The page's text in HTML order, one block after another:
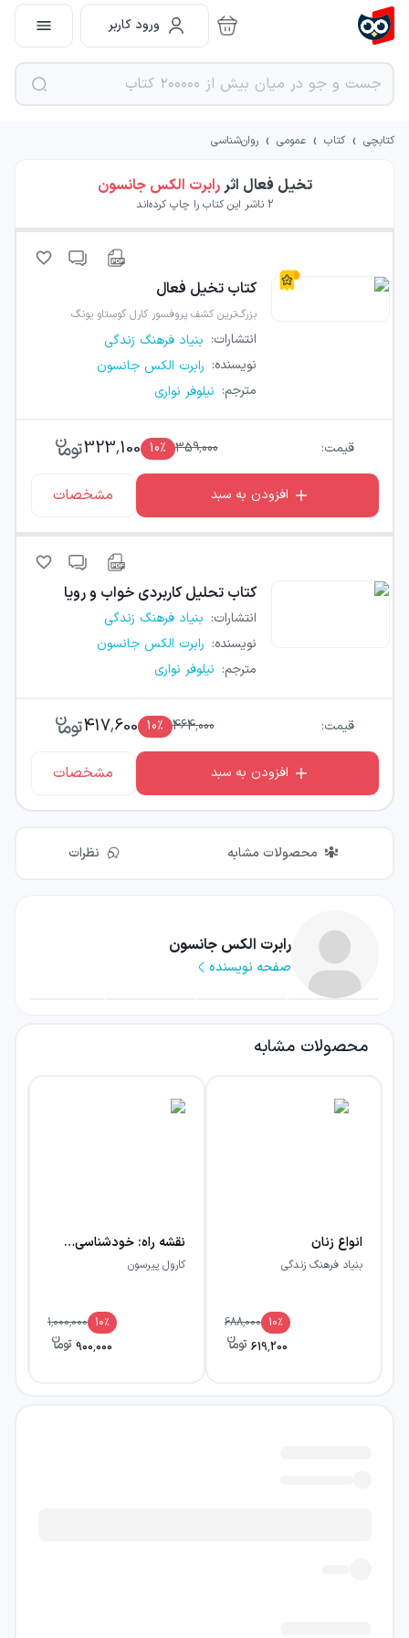
ورود کاربر
کتابچی › کتاب › عمومی › روان‌شناسی
تخیل فعال اثررابرت الکس جانسون
2 ناشر این کتاب را چاپ کرده‌اند
کتاب تخیل فعال
بزرگ‌ترین کشف پروفسور کارل گوستاو یونگ
انتشارات: بنیاد فرهنگ زندگی
نویسنده: رابرت الکس جانسون
مترجم: نیلوفر نواری
قیمت: 359,000
10٪ 323,100
افزودن به سبد مشخصات
کتاب تحلیل کاربردی خواب و رویا
انتشارات: بنیاد فرهنگ زندگی
نویسنده: رابرت الکس جانسون
مترجم: نیلوفر نواری
قیمت: 464,000
10٪ 417,600
افزودن به سبد مشخصات
محصولات مشابه نظرات
رابرت الکس جانسون
صفحه نویسنده
محصولات مشابه
انواع زنان
بنیاد فرهنگ زندگی
688,000 10٪
619,200
نقشه راه: خودشناسی عمقی + راهکار عملی
کارول پیرسون
1,000,000 10٪
900,000